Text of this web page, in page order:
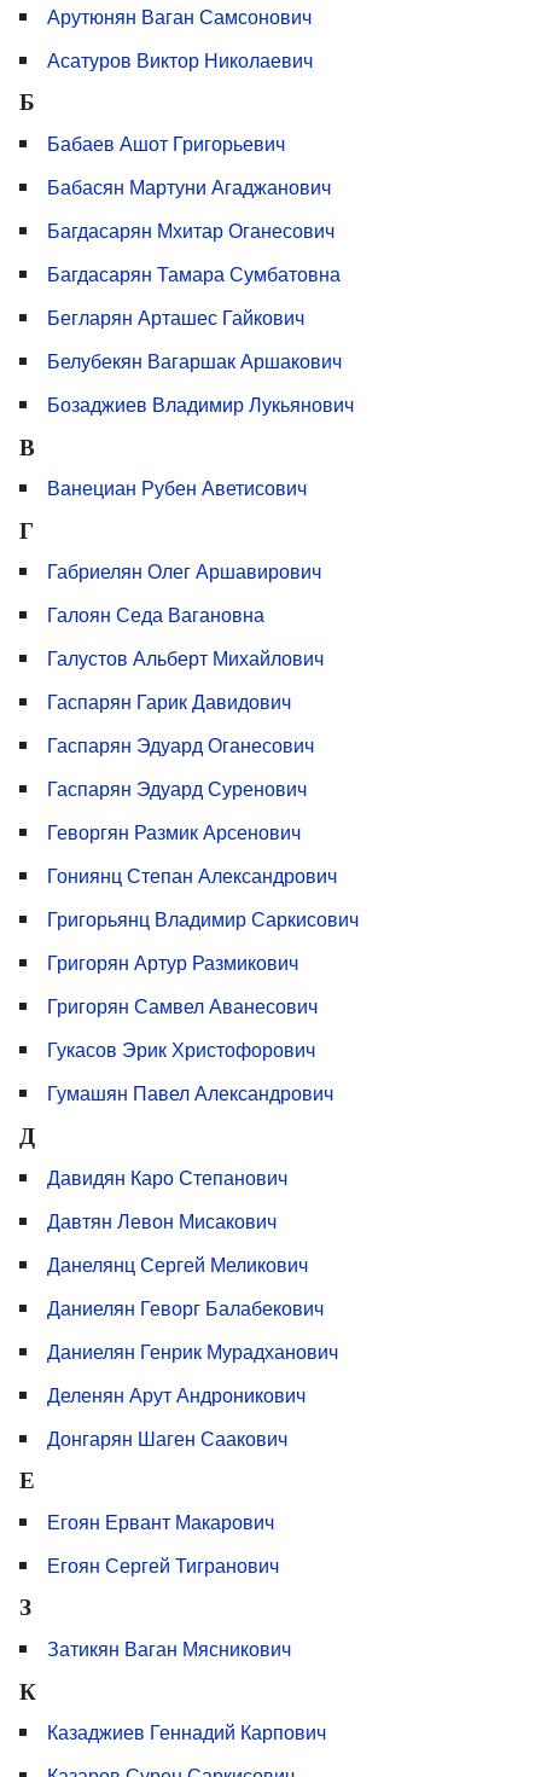
Арутюнян Ваган Самсонович
Асатуров Виктор Николаевич
Б
Бабаев Ашот Гри­горьевич
Бабасян Мартуни Агаджанович
Багдасарян Мхитар Оганесович
Багдасарян Тамара Сумбатовна
Бегларян Арташес Гайкович
Белубекян Вагаршак Аршакович
Бозаджиев Владимир Лукьянович
В
Ванециан Рубен Аветисович
Г
Габриелян Олег Аршавирович
Галоян Седа Вагановна
Галустов Альберт Михайлович
Гаспарян Гарик Давидович
Гаспарян Эдуард Оганесович
Гаспарян Эдуард Суренович
Геворгян Размик Арсенович
Гониянц Степан Александрович
Григорьянц Владимир Саркисович
Григорян Артур Размикович
Григорян Самвел Аванесович
Гукасов Эрик Христофорович
Гумашян Павел Александрович
Д
Давидян Каро Степанович
Давтян Левон Мисакович
Данелянц Сергей Меликович
Даниелян Геворг Балабекович
Даниелян Генрик Мурадханович
Деленян Арут Андроникович
Донгарян Шаген Саакович
Е
Егоян Ервант Макарович
Егоян Сергей Тигранович
З
Затикян Ваган Мясникович
К
Казаджиев Геннадий Карпович